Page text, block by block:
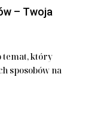
– Twoja
temat, który
sposobów na